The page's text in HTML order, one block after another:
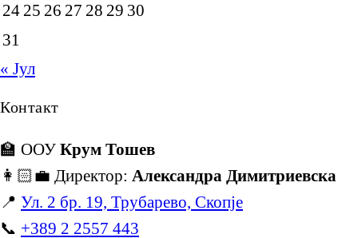
24 25 26 27 28 29 30
31
« Јул
Контакт
🏫 ООУ Крум Тошев
👩🏻‍💼 Директор: Александра Димитриевска
📍 Ул. 2 бр. 19, Трубарево, Скопје
📞 +389 2 2557 443